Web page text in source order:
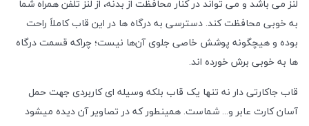
لنز می باشد و می تواند در کنار محافظت از بدنه، از لنز تلفن همراه شما
به خوبی محافظت کند. دسترسی به درگاه ها در این قاب کاملاً راحت
بوده و هیچگونه پوشش خاصی جلوی آن‌ها نیست؛ چراکه قسمت درگاه
ها به خوبی برش خورده اند.
قاب جاکارتی دار نه تنها یک قاب بلکه وسیله ای کاربردی جهت حمل
آسان کارت عابر و... شماست. همینطور که در تصاویر آن دیده میشود